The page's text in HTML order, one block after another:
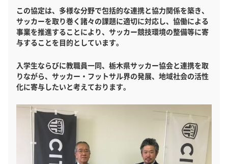
この協定は、多様な分野で包括的な連携と協力関係を築き、
サッカーを取り巻く諸々の課題に適切に対応し、協働による
事業を推進することにより、サッカー競技環境の整備等に寄
与することを目的としています。
入学生ならびに教職員一同、栃木県サッカー協会と連携を取
りながら、サッカー・フットサル界の発展、地域社会の活性
化に寄与したいと考えております。